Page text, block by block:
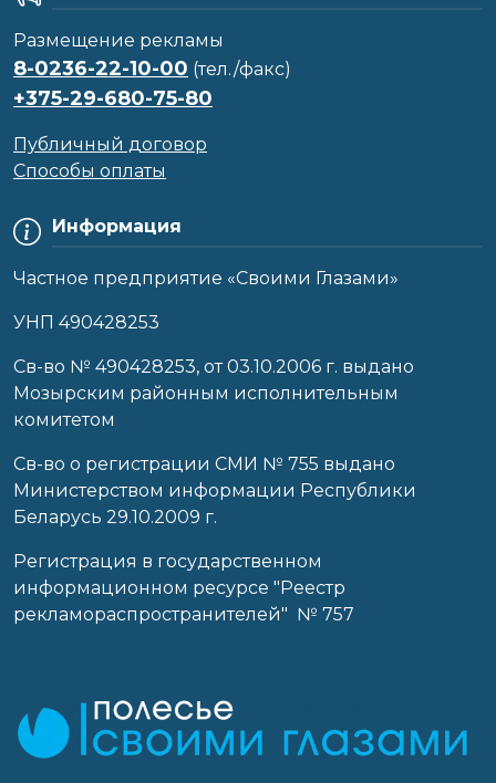
Информация
Частное предприятие «Своими Глазами»
УНП 490428253
Cв-во № 490428253, от 03.10.2006 г. выдано
Мозырским районным исполнительным
комитетом
Св-во о регистрации СМИ № 755 выдано
Министерством информации Республики
Беларусь 29.10.2009 г.
Регистрация в государственном
информационном ресурсе "Реестр
рекламораспространителей" № 757
Размещение рекламы
8-0236-22-10-00 (тел./факс)
+375-29-680-75-80
Публичный договор
Способы оплаты